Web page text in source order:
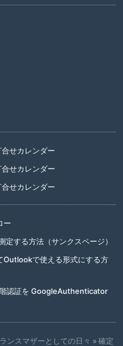
せカレンダー
せカレンダー
せカレンダー
ー
定する方法（サンクスページ）
Outlookで使える形式にする方
認証を GoogleAuthenticator
ンスマザーとしての日々 » 確定